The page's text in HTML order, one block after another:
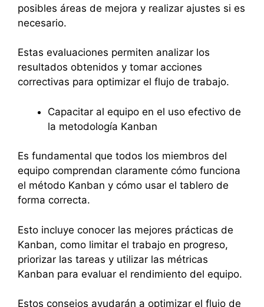
posibles áreas de mejora y realizar ajustes si es
necesario.
Estas evaluaciones permiten analizar los
resultados obtenidos y tomar acciones
correctivas para optimizar el flujo de trabajo.
Capacitar al equipo en el uso efectivo de
la metodología Kanban
Es fundamental que todos los miembros del
equipo comprendan claramente cómo funciona
el método Kanban y cómo usar el tablero de
forma correcta.
Esto incluye conocer las mejores prácticas de
Kanban, como limitar el trabajo en progreso,
priorizar las tareas y utilizar las métricas
Kanban para evaluar el rendimiento del equipo.
Estos consejos ayudarán a optimizar el flujo de